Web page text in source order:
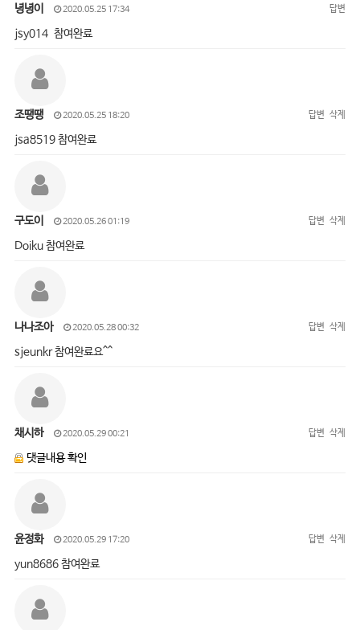
녕녕이 2020.05.25 17:34 답변
jsy014 참여완료
조땡땡 2020.05.25 18:20 답변 삭제
jsa8519 참여완료
구도이 2020.05.26 01:19 답변 삭제
Doiku 참여완료
나나조아 2020.05.28 00:32 답변 삭제
sjeunkr 참여완료요^^
채시하 2020.05.29 00:21 답변 삭제
댓글내용 확인
윤정화 2020.05.29 17:20 답변 삭제
yun8686 참여완료